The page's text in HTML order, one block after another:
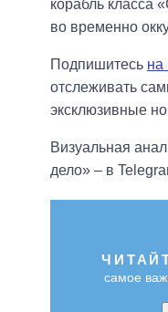
корабль класса
во временно
Подпишитесь на
отслеживать
эксклюзивные
Визуальная
дело» – в
самое